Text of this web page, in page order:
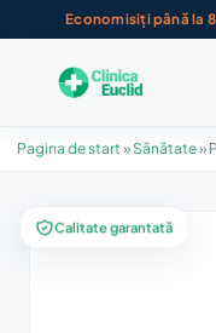
Economisiți până la
Pagina de start » Sănătate»
Calitate garantată